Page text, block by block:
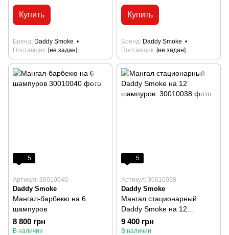
Купить
Бренд Daddy Smoke
Поставщик [не задан]
Купить
Бренд Daddy Smoke
Поставщик [не задан]
5
Артикул: 30010040
Daddy Smoke
Мангал-барбекю на 6
шампуров
8 800 грн
В наличии
5
Артикул: 30010038
Daddy Smoke
Мангал стационарный
Daddy Smoke на 12
шампуров.
9 400 грн
В наличии